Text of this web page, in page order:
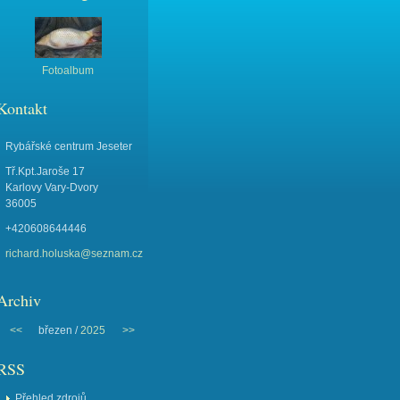
Fotoalbum
Rybářské centrum Jeseter
Tř.Kpt.Jaroše 17
Karlovy Vary-Dvory
36005
+420608644446
richard.holuska@seznam.cz
<< březen /2025 >>